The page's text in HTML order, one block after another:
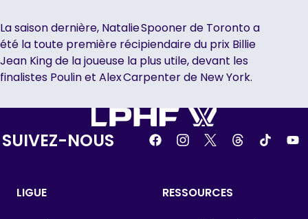
La saison dernière, Natalie Spooner de Toronto a
été la toute première récipiendaire du prix Billie
Jean King de la joueuse la plus utile, devant les
finalistes Poulin et Alex Carpenter de New York.
SUIVEZ-NOUS
LIGUE RESSOURCES